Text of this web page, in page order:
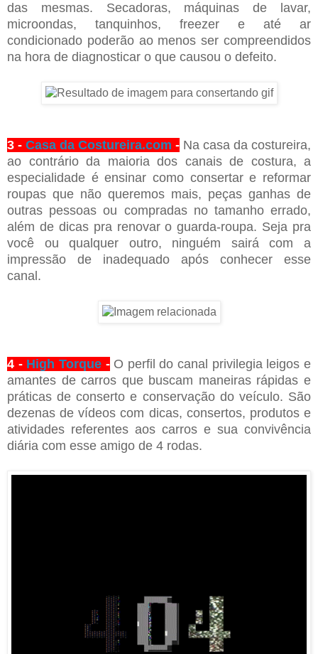
das mesmas. Secadoras, máquinas de lavar,
microondas, tanquinhos, freezer e até ar
condicionado poderão ao menos ser compreendidos
na hora de diagnosticar o que causou o defeito.
3 - Casa da Costureira.com - Na casa da costureira,
ao contrário da maioria dos canais de costura, a
especialidade é ensinar como consertar e reformar
roupas que não queremos mais, peças ganhas de
outras pessoas ou compradas no tamanho errado,
além de dicas pra renovar o guarda-roupa. Seja pra
você ou qualquer outro, ninguém sairá com a
impressão de inadequado após conhecer esse
canal.
4 - High Torque-O perfil do canal privilegia leigos e
amantes de carros que buscam maneiras rápidas e
práticas de conserto e conservação do veículo. São
dezenas de vídeos com dicas, consertos, produtos e
atividades referentes aos carros e sua convivência
diária com esse amigo de 4 rodas.